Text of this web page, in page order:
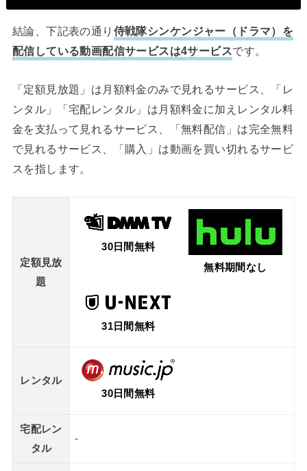
結論、下記表の通り 侍戦隊シンケンジャー（ドラマ）を
配信している動画配信サービスは4サービスです。
「定額見放題」は月額料金のみで見れるサービス、「レ
ンタル」「宅配レンタル」は月額料金に加えレンタル料
金を支払って見れるサービス、「無料配信」は完全無料
で見れるサービス、「購入」は動画を買い切れるサービ
スを指します。
定額見放
題
30日間無料
無料期間なし
31日間無料
レンタル
30日間無料
宅配レン
タル
-